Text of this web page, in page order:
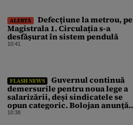
ALERTĂ
Defecțiune la metrou, pe
Magistrala 1. Circulația s-a
desfășurat în sistem pendulă
10:41
FLASH NEWS
Guvernul continuă
demersurile pentru noua lege a
salarizării, deși sindicatele se
opun categoric. Bolojan anunță
când ar putea fi depusă în
10:38